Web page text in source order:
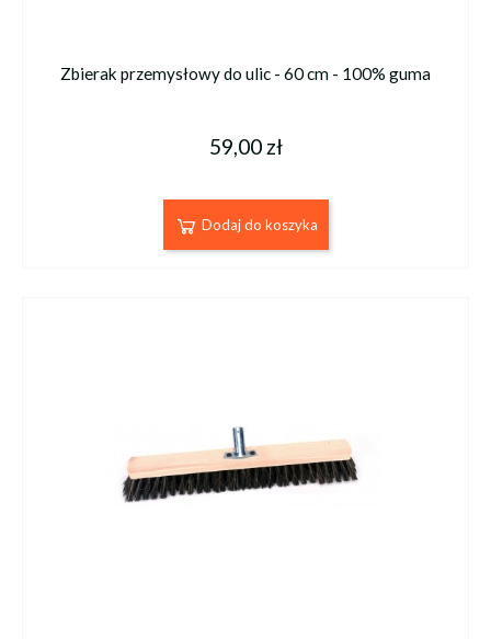
Zbierak przemysłowy do ulic - 60 cm - 100% guma
59,00 zł
Dodaj do koszyka